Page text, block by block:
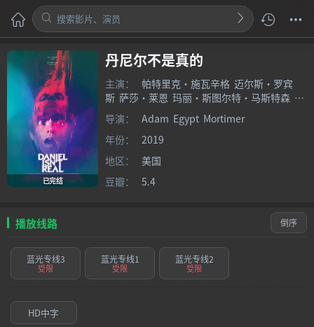
已完结
丹尼尔不是真的
主演： 帕特里克·施瓦辛格 迈尔斯·罗宾
斯 萨莎·莱恩 玛丽·斯图尔特·马斯特森 汉
娜·马克斯
凯蒂·张 迈克尔·库奥莫
·罗伯特·福克纳 杰奎琳·霍努力
导演： Adam Egypt Mortimer
年份：
2019
地区：
美国
豆瓣：
5.4
播放线路 倒序
蓝光专线3
受限
蓝光专线1
受限
蓝光专线2
受限
HD中字